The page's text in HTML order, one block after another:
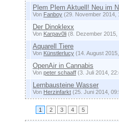
Plem Plem Aktuell! Neu im
Von Fanboy (29. November 2014,
Der Dinoklexx
Von Karpav0li (8. Dezember 2015,
Aquarell Tiere
Von Künstlerlucy (14. August
OpenAir in Cannabis
Von peter schaaff (3. Juli 2014,
Lernbausteine Wasser
Von Herzinfarkt (25. Juni 2014,
1 2 3 4 5